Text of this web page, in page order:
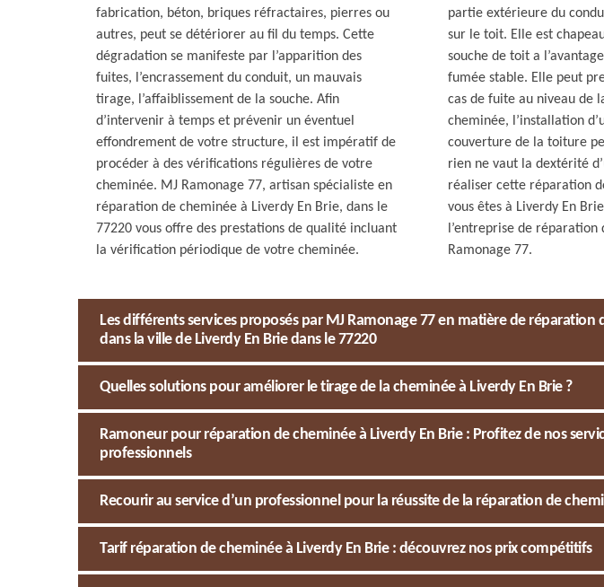
fabrication, béton, briques réfractaires, pierres ou
autres, peut se détériorer au fil du temps. Cette
dégradation se manifeste par l’apparition des
fuites, l’encrassement du conduit, un mauvais
tirage, l’affaiblissement de la souche. Afin
d’intervenir à temps et prévenir un éventuel
effondrement de votre structure, il est impératif de
procéder à des vérifications régulières de votre
cheminée. MJ Ramonage 77, artisan spécialiste en
réparation de cheminée à Liverdy En Brie, dans le
77220 vous offre des prestations de qualité incluant
la vérification périodique de votre cheminée.
partie extérieure du
sur le toit. Elle est
souche de toit a
fumée stable. Elle peut
cas de fuite au niveau de
cheminée, l’installation
couverture de la toiture
rien ne vaut la dextérité
réaliser cette réparation
vous êtes à Liverdy En
l’entreprise de réparation
Ramonage 77.
Les différents services proposés par MJ Ramonage 77 en matière de réparation
dans la ville de Liverdy En Brie dans le 77220
Quelles solutions pour améliorer le tirage de la cheminée à Liverdy En Brie ?
Ramoneur pour réparation de cheminée à Liverdy En Brie : Profitez de nos
professionnels
Recourir au service d’un professionnel pour la réussite de la réparation de
Tarif réparation de cheminée à Liverdy En Brie : découvrez nos prix compétitifs